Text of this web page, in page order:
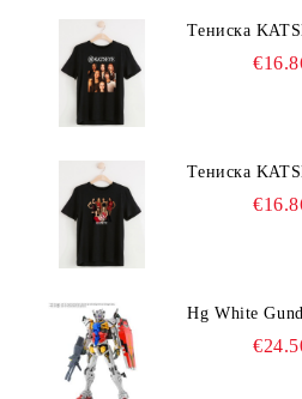
Тениска
Тениска
Hg White